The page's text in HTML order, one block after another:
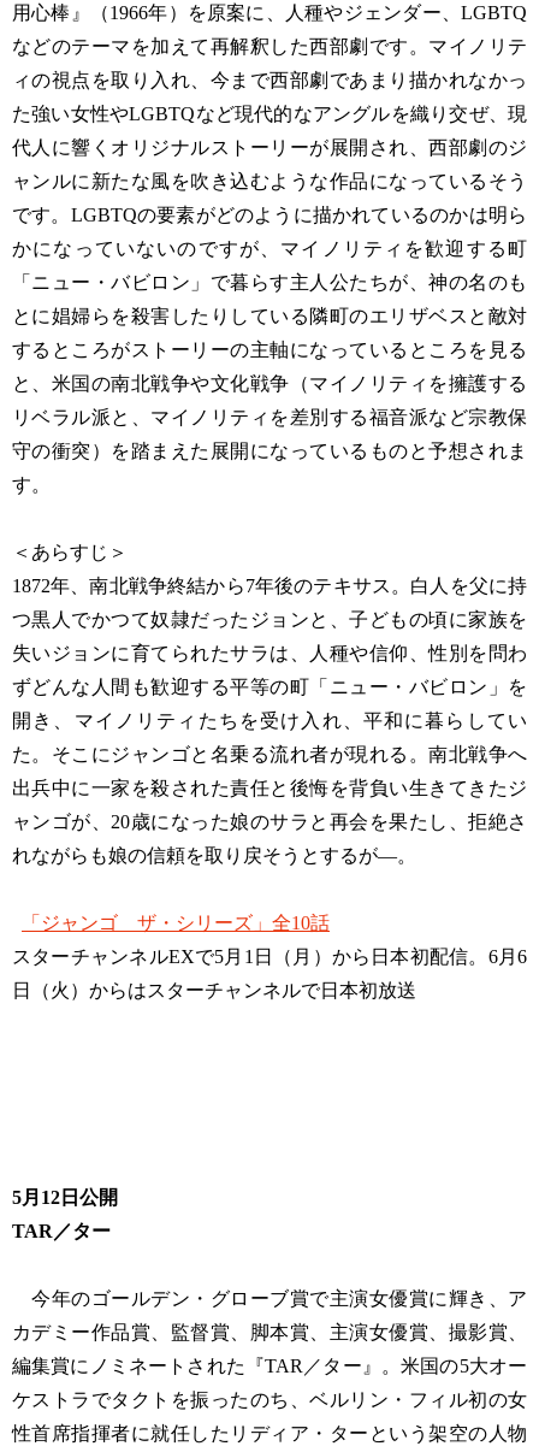
用心棒』（1966年）を原案に、人種やジェンダー、LGBTQ
などのテーマを加えて再解釈した西部劇です。マイノリテ
ィの視点を取り入れ、今まで西部劇であまり描かれなかっ
た強い女性やLGBTQなど現代的なアングルを織り交ぜ、現
代人に響くオリジナルストーリーが展開され、西部劇のジ
ャンルに新たな風を吹き込むような作品になっているそう
です。LGBTQの要素がどのように描かれているのかは明ら
かになっていないのですが、マイノリティを歓迎する町
「ニュー・バビロン」で暮らす主人公たちが、神の名のも
とに娼婦らを殺害したりしている隣町のエリザベスと敵対
するところがストーリーの主軸になっているところを見る
と、米国の南北戦争や文化戦争（マイノリティを擁護する
リベラル派と、マイノリティを差別する福音派など宗教保
守の衝突）を踏まえた展開になっているものと予想されま
す。
＜あらすじ＞
1872年、南北戦争終結から7年後のテキサス。白人を父に持
つ黒人でかつて奴隷だったジョンと、子どもの頃に家族を
失いジョンに育てられたサラは、人種や信仰、性別を問わ
ずどんな人間も歓迎する平等の町「ニュー・バビロン」を
開き、マイノリティたちを受け入れ、平和に暮らしてい
た。そこにジャンゴと名乗る流れ者が現れる。南北戦争へ
出兵中に一家を殺された責任と後悔を背負い生きてきたジ
ャンゴが、20歳になった娘のサラと再会を果たし、拒絶さ
れながらも娘の信頼を取り戻そうとするが―。
「ジャンゴ ザ・シリーズ」全10話
スターチャンネルEXで5月1日（月）から日本初配信。6月6
日（火）からはスターチャンネルで日本初放送
5月12日公開
TAR／ター
今年のゴールデン・グローブ賞で主演女優賞に輝き、ア
カデミー作品賞、監督賞、脚本賞、主演女優賞、撮影賞、
編集賞にノミネートされた『TAR／ター』。米国の5大オー
ケストラでタクトを振ったのち、ベルリン・フィル初の女
性首席指揮者に就任したリディア・ターという架空の人物